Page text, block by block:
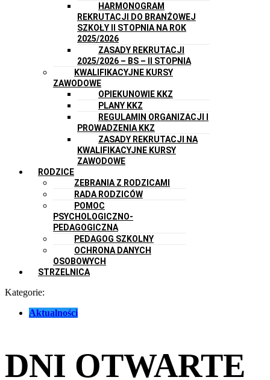
HARMONOGRAM
REKRUTACJI DO BRANŻOWEJ
SZKOŁY II STOPNIA NA ROK
2025/2026
ZASADY REKRUTACJI
2025/2026 – BS – II STOPNIA
KWALIFIKACYJNE KURSY
ZAWODOWE
OPIEKUNOWIE KKZ
PLANY KKZ
REGULAMIN ORGANIZACJI I
PROWADZENIA KKZ
ZASADY REKRUTACJI NA
KWALIFIKACYJNE KURSY
ZAWODOWE
RODZICE
ZEBRANIA Z RODZICAMI
RADA RODZICÓW
POMOC
PSYCHOLOGICZNO-
PEDAGOGICZNA
PEDAGOG SZKOLNY
OCHRONA DANYCH
OSOBOWYCH
STRZELNICA
Kategorie:
Aktualności
DNI OTWARTE